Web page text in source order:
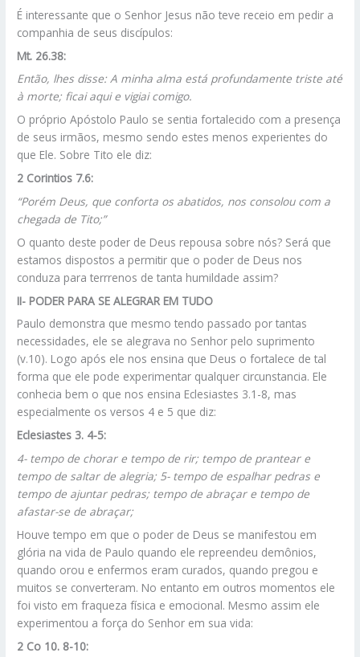
É interessante que o Senhor Jesus não teve receio em pedir a
companhia de seus discípulos:
Mt. 26.38:
Então, lhes disse: A minha alma está profundamente triste até
à morte; ficai aqui e vigiai comigo.
O próprio Apóstolo Paulo se sentia fortalecido com a presença
de seus irmãos, mesmo sendo estes menos experientes do
que Ele. Sobre Tito ele diz:
2 Corintios 7.6:
“Porém Deus, que conforta os abatidos, nos consolou com a
chegada de Tito;”
O quanto deste poder de Deus repousa sobre nós? Será que
estamos dispostos a permitir que o poder de Deus nos
conduza para terrrenos de tanta humildade assim?
II- PODER PARA SE ALEGRAR EM TUDO
Paulo demonstra que mesmo tendo passado por tantas
necessidades, ele se alegrava no Senhor pelo suprimento
(v.10). Logo após ele nos ensina que Deus o fortalece de tal
forma que ele pode experimentar qualquer circunstancia. Ele
conhecia bem o que nos ensina Eclesiastes 3.1-8, mas
especialmente os versos 4 e 5 que diz:
Eclesiastes 3. 4-5:
4- tempo de chorar e tempo de rir; tempo de prantear e
tempo de saltar de alegria; 5- tempo de espalhar pedras e
tempo de ajuntar pedras; tempo de abraçar e tempo de
afastar-se de abraçar;
Houve tempo em que o poder de Deus se manifestou em
glória na vida de Paulo quando ele repreendeu demônios,
quando orou e enfermos eram curados, quando pregou e
muitos se converteram. No entanto em outros momentos ele
foi visto em fraqueza física e emocional. Mesmo assim ele
experimentou a força do Senhor em sua vida:
2 Co 10. 8-10: